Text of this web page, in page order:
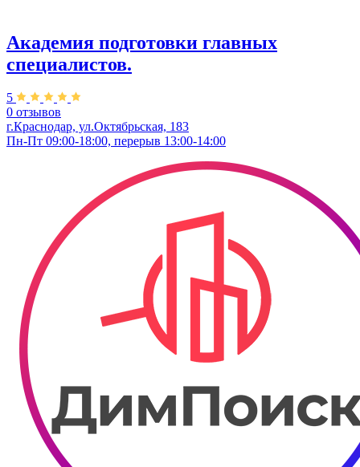
Академия подготовки главных
специалистов.
5
0 отзывов
г.Краснодар, ул.Октябрьская, 183
Пн-Пт 09:00-18:00, перерыв 13:00-14:00